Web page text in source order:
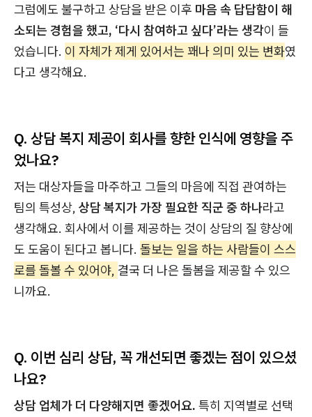
그럼에도 불구하고 상담을 받은 이후 마음 속 답답함이 해
소되는 경험을 했고, ‘다시 참여하고 싶다’라는 생각이 들
었습니다. 이 자체가 제게 있어서는 꽤나 의미 있는 변화였
다고 생각해요.
Q. 상담 복지 제공이 회사를 향한 인식에 영향을 주
었나요?
저는 대상자들을 마주하고 그들의 마음에 직접 관여하는
팀의 특성상, 상담 복지가 가장 필요한 직군 중 하나라고
생각해요. 회사에서 이를 제공하는 것이 상담의 질 향상에
도 도움이 된다고 봅니다. 돌보는 일을 하는 사람들이 스스
로를 돌볼 수 있어야, 결국 더 나은 돌봄을 제공할 수 있으
니까요.
Q. 이번 심리 상담, 꼭 개선되면 좋겠는 점이 있으셨
나요?
상담 업체가 더 다양해지면 좋겠어요. 특히 지역별로 선택